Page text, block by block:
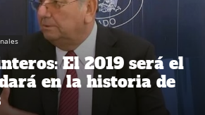
El 2019 será el
en la historia de